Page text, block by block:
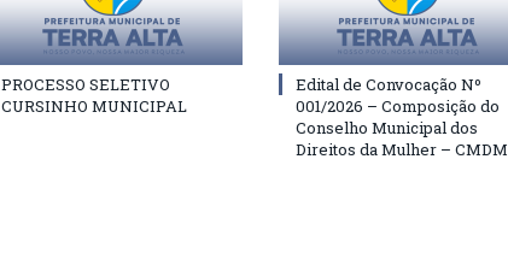
PROCESSO SELETIVO
CURSINHO MUNICIPAL
Edital de Convocação Nº
001/2026 – Composição do
Conselho Municipal dos
Direitos da Mulher – CMDM